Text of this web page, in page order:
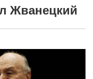
Жванецкий